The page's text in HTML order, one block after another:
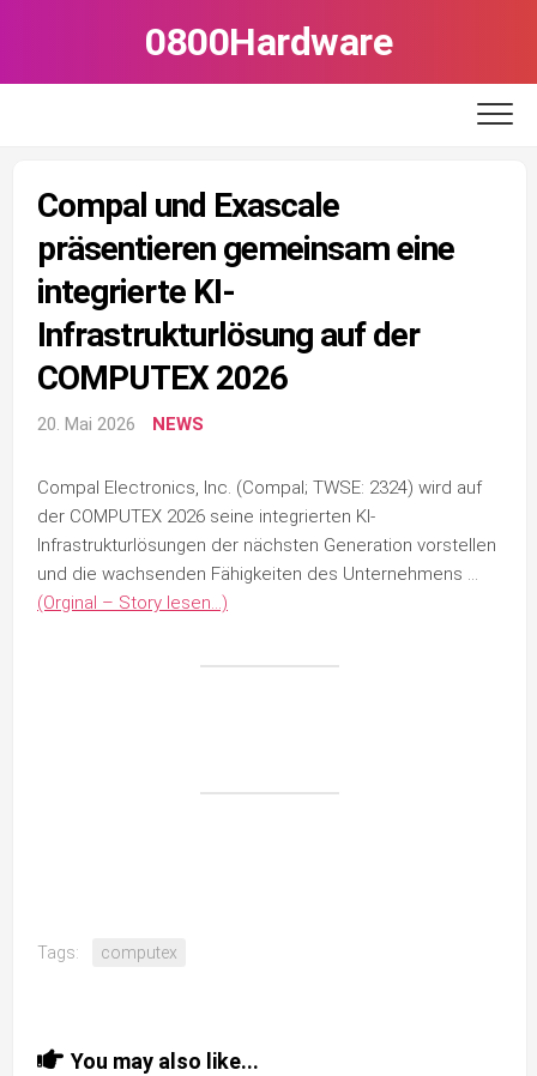
0800Hardware
Compal und Exascale
präsentieren gemeinsam eine
integrierte KI-
Infrastrukturlösung auf der
COMPUTEX 2026
20. Mai 2026 NEWS
Compal Electronics, Inc. (Compal; TWSE: 2324) wird auf
der COMPUTEX 2026 seine integrierten KI-
Infrastrukturlösungen der nächsten Generation vorstellen
und die wachsenden Fähigkeiten des Unternehmens …
(Orginal – Story lesen…)
Tags: computex
You may also like...